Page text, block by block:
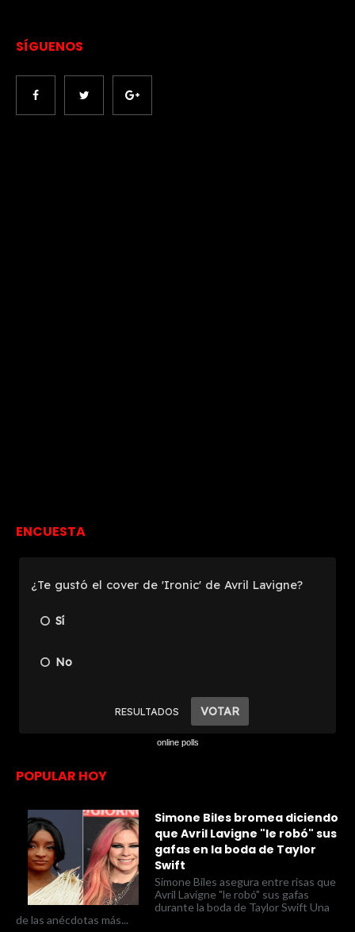
SÍGUENOS
ENCUESTA
online polls
POPULAR HOY
Simone Biles bromea diciendo
que Avril Lavigne "le robó" sus
gafas en la boda de Taylor
Swift
Simone Biles asegura entre risas que
Avril Lavigne "le robó" sus gafas
durante la boda de Taylor Swift Una
de las anécdotas más...